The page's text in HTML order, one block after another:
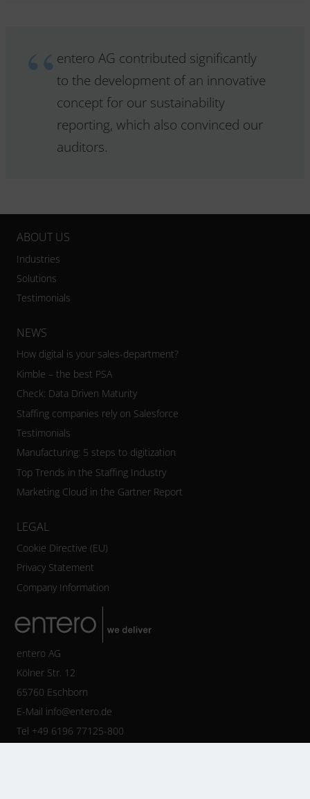
entero AG contributed significantly
to the development of an innovative
concept for our sustainability
reporting, which also convinced our
auditors.
ABOUT US
Industries
Solutions
Testimonials
NEWS
How digital is your sales-department?
Kimble – the best PSA
Check: Data Driven Maturity
Staffing companies rely on Salesforce
Testimonials
Manufacturing: 5 steps to digitization
Top Trends in the Staffing Industry
Marketing Cloud in the Gartner Report
LEGAL
Cookie Directive (EU)
Privacy Statement
Company Information
entero AG
Kölner Str. 12
65760 Eschborn
E-Mail info@entero.de
Tel +49 6196 77125-800